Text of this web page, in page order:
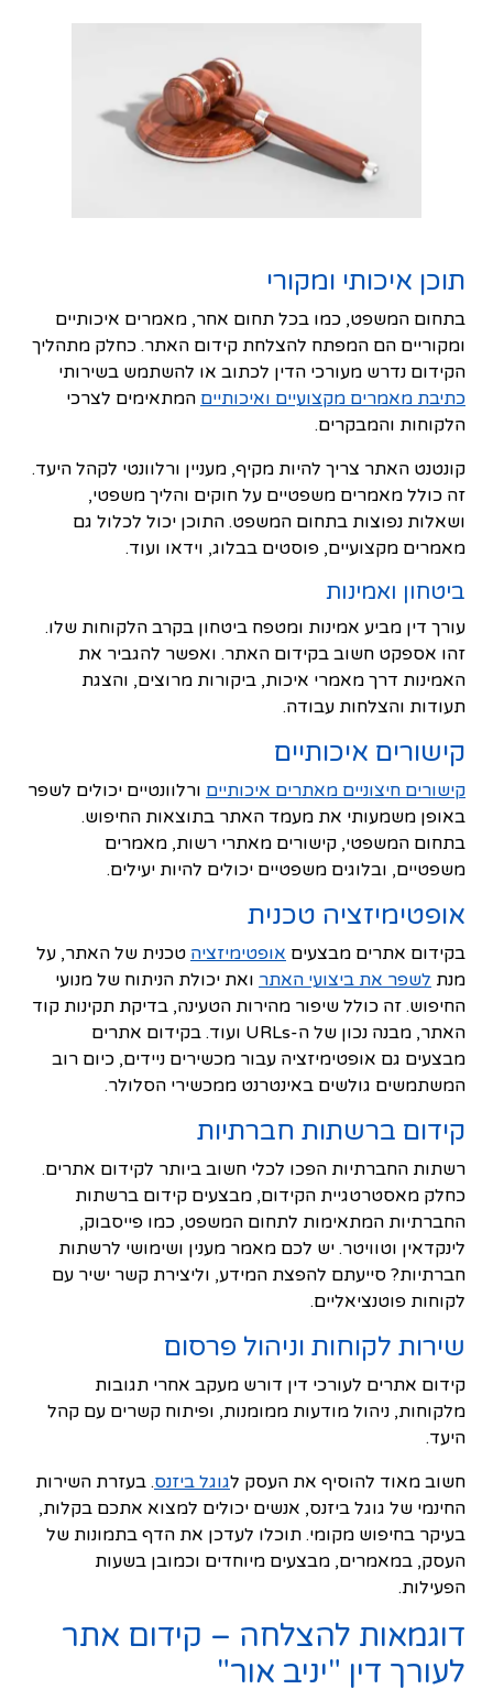
תוכן איכותי ומקורי
בתחום המשפט, כמו בכל תחום אחר, מאמרים איכותיים
ומקוריים הם המפתח להצלחת קידום האתר. כחלק מתהליך
הקידום נדרש מעורכי הדין לכתוב או להשתמש בשירותי
כתיבת מאמרים מקצועיים ואיכותיים המתאימים לצרכי
הלקוחות והמבקרים.
קונטנט האתר צריך להיות מקיף, מעניין ורלוונטי לקהל היעד.
זה כולל מאמרים משפטיים על חוקים והליך משפטי,
ושאלות נפוצות בתחום המשפט. התוכן יכול לכלול גם
מאמרים מקצועיים, פוסטים בבלוג, וידאו ועוד.
ביטחון ואמינות
עורך דין מביע אמינות ומטפח ביטחון בקרב הלקוחות שלו.
זהו אספקט חשוב בקידום האתר. ואפשר להגביר את
האמינות דרך מאמרי איכות, ביקורות מרוצים, והצגת
תעודות והצלחות עבודה.
קישורים איכותיים
קישורים חיצוניים מאתרים איכותיים ורלוונטיים יכולים לשפר
באופן משמעותי את מעמד האתר בתוצאות החיפוש.
בתחום המשפטי, קישורים מאתרי רשות, מאמרים
משפטיים, ובלוגים משפטיים יכולים להיות יעילים.
אופטימיזציה טכנית
בקידום אתרים מבצעים אופטימיזציה טכנית של האתר, על
מנת לשפר את ביצועי האתר ואת יכולת הניתוח של מנועי
החיפוש. זה כולל שיפור מהירות הטעינה, בדיקת תקינות קוד
האתר, מבנה נכון של ה-URLs ועוד. בקידום אתרים
מבצעים גם אופטימיזציה עבור מכשירים ניידים, כיום רוב
המשתמשים גולשים באינטרנט ממכשירי הסלולר.
קידום ברשתות חברתיות
רשתות החברתיות הפכו לכלי חשוב ביותר לקידום אתרים.
כחלק מאסטרטגיית הקידום, מבצעים קידום ברשתות
החברתיות המתאימות לתחום המשפט, כמו פייסבוק,
לינקדאין וטוויטר. יש לכם מאמר מענין ושימושי לרשתות
חברתיות? סייעתם להפצת המידע, וליצירת קשר ישיר עם
לקוחות פוטנציאליים.
שירות לקוחות וניהול פרסום
קידום אתרים לעורכי דין דורש מעקב אחרי תגובות
מלקוחות, ניהול מודעות ממומנות, ופיתוח קשרים עם קהל
היעד.
חשוב מאוד להוסיף את העסק לגוגל ביזנס. בעזרת השירות
החינמי של גוגל ביזנס, אנשים יכולים למצוא אתכם בקלות,
בעיקר בחיפוש מקומי. תוכלו לעדכן את הדף בתמונות של
העסק, במאמרים, מבצעים מיוחדים וכמובן בשעות
הפעילות.
דוגמאות להצלחה – קידום אתר
לעורך דין "יניב אור"